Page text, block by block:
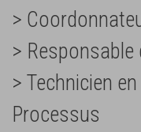
>
>
> Technicien
Processus